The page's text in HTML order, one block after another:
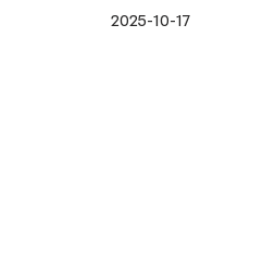
2025-10-17